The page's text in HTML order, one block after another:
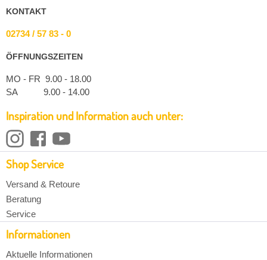
KONTAKT
02734 / 57 83 - 0
ÖFFNUNGSZEITEN
MO - FR 9.00 - 18.00
SA 9.00 - 14.00
Inspiration und Information auch unter:
Shop Service
Versand & Retoure
Beratung
Service
Informationen
Aktuelle Informationen